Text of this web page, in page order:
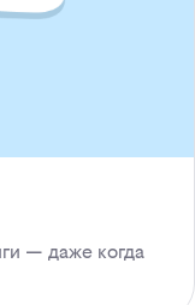
— даже когда